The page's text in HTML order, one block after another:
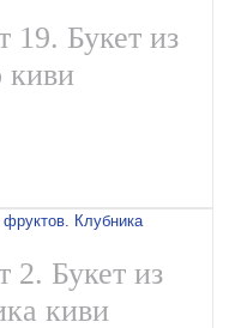
19. Букет из
киви
2. Букет из
киви